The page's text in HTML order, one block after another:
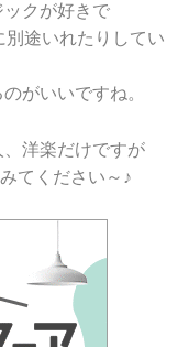
クが好きで
途いれたりしてい
がいいですね。
洋楽だけですが
てください～♪